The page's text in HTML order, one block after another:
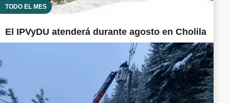
TODO EL MES
El IPVyDU atenderá durante agosto en Cholila